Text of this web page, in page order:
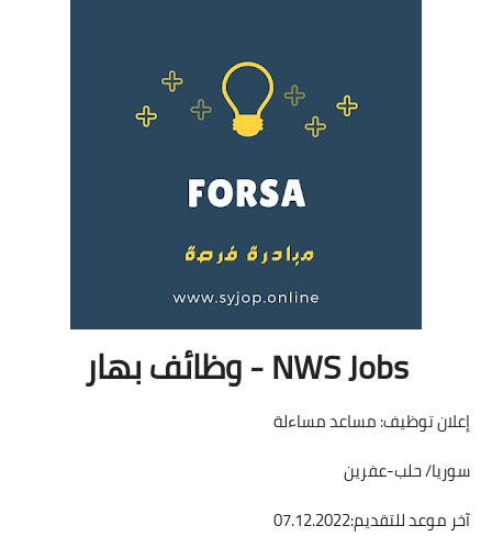
دورات تدريبية
NWS Jobs - وظائف بهار
إعلان توظيف: مساعد مساءلة
سوريا/ حلب-عفرين
آخر موعد للتقديم:07.12.2022